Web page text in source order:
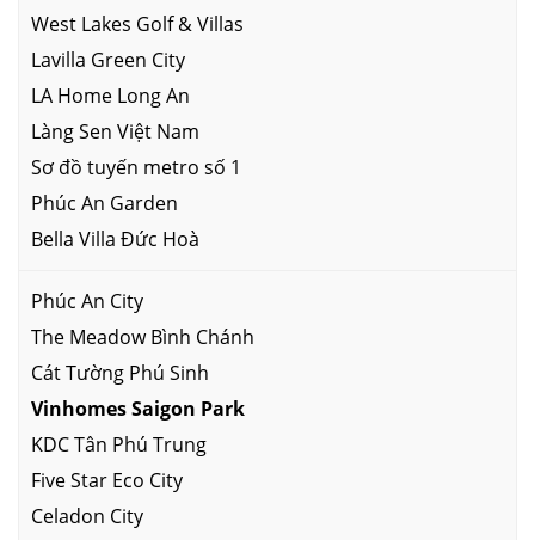
West Lakes Golf & Villas
Lavilla Green City
LA Home Long An
Làng Sen Việt Nam
Sơ đồ tuyến metro số 1
Phúc An Garden
Bella Villa Đức Hoà
Phúc An City
The Meadow Bình Chánh
Cát Tường Phú Sinh
Vinhomes Saigon Park
KDC Tân Phú Trung
Five Star Eco City
Celadon City